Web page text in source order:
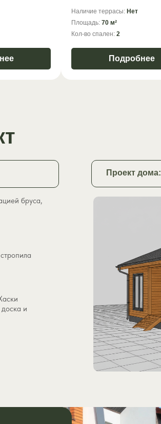
Наличие террасы: Нет
Площадь: 70 м²
Кол-во спален: 2
Подробнее
бруса,
и
Проект дома:
после